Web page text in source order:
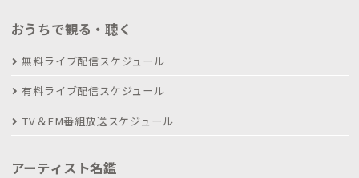
おうちで観る・聴く
無料ライブ配信スケジュール
有料ライブ配信スケジュール
TV＆FM番組放送スケジュール
アーティスト名鑑